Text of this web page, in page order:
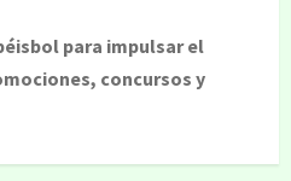
para impulsar el
concursos y